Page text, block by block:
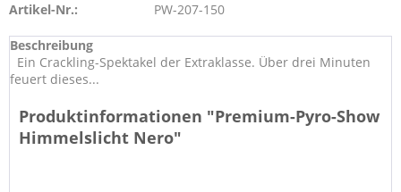
Artikel-Nr.: PW-207-150
Beschreibung
Ein Crackling-Spektakel der Extraklasse. Über drei Minuten
feuert dieses...
Produktinformationen "Premium-Pyro-Show
Himmelslicht Nero"